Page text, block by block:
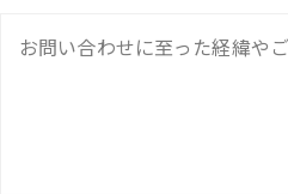
お問い合わせに至った経緯や